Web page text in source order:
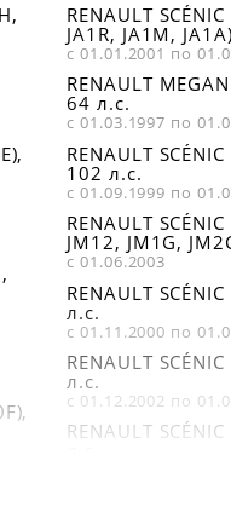
RENAULT
JA1R, JA1M,
с 01.01.2001 по
RENAULT
64 л.с.
с 01.03.1997 по
RENAULT
102 л.с.
с 01.09.1999 по
RENAULT
JM12, JM1G,
с 01.06.2003
RENAULT
л.с.
с 01.11.2000 по
RENAULT
л.с.
с 01.12.2002 по
RENAULT